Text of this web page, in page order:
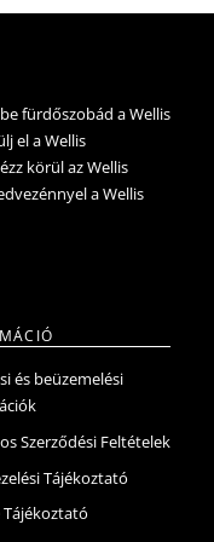
fürdőszobád a Wellis
el a Wellis
körül az Wellis
a Wellis
és beüzemelési
Szerződési Feltételek
Tájékoztató
Tájékoztató